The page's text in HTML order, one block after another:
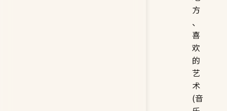
方
、
喜
欢
的
艺
术
(音